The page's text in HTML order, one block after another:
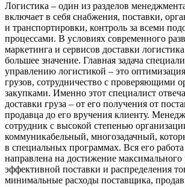
Логистика – один из разделов
включает в себя снабжения, поставки,
и транспортировки, контроль за всеми
процессами. В условиях современного
маркетинга и сервисов доставки
большее значение. Главная задача
управлению логистикой – это
грузов, сотрудничество с проверяющими
закупками. Именно этот специалист
доставки груза – от его получения от
продавца до его вручения клиенту.
сотрудник с высокой степенью
коммуникабельный, многозадачный,
в специальных программах. Вся его
направлена на достижение максимального
эффективной поставки и распределения
минимальные расходы поставщика,